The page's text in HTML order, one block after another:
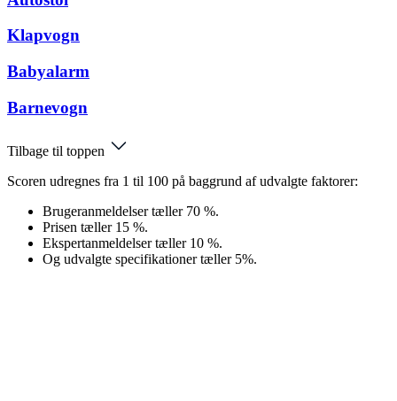
Klapvogn
Babyalarm
Barnevogn
Tilbage til toppen
Scoren udregnes fra 1 til 100 på baggrund af udvalgte faktorer:
Brugeranmeldelser tæller 70 %.
Prisen tæller 15 %.
Ekspertanmeldelser tæller 10 %.
Og udvalgte specifikationer tæller 5%.